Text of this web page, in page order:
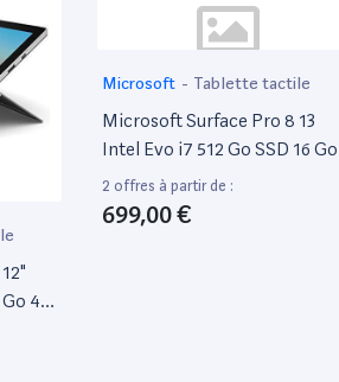
4
Microsoft - Tablette tactile
Microsoft Surface Pro 8 13
Intel Evo i7 512 Go SSD 16 Go
Ram [Wi-Fi] Graphite
2 offres à partir de :
699,00 €